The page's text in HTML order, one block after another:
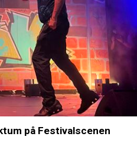
på Festivalscenen